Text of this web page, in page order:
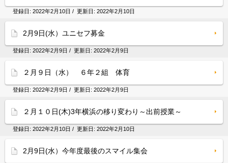
登録日: 2022年2月10日 / 更新日: 2022年2月10日
2月9日(水）ユニセフ募金
登録日: 2022年2月9日 / 更新日: 2022年2月9日
２月９日（水） ６年２組 体育
登録日: 2022年2月9日 / 更新日: 2022年2月9日
２月１０日(木)3年横浜の移り変わり～出前授業～
登録日: 2022年2月10日 / 更新日: 2022年2月10日
2月9日(水）今年度最後のスマイル集会